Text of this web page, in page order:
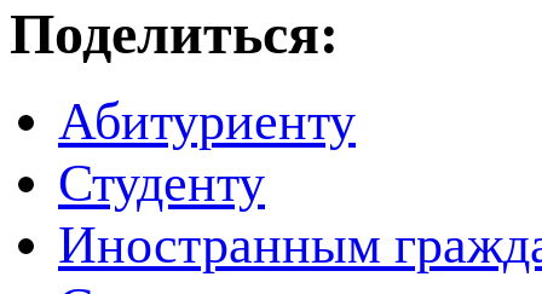
Поделиться:
Абитуриенту
Студенту
Иностранным